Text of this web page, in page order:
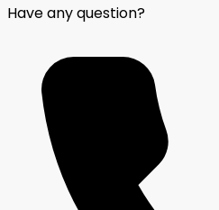
Have any question?